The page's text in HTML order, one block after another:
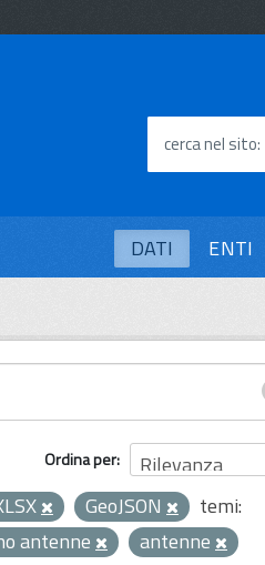
cerca nel sito
DATI ENTI
Ordina per
GeoJSON
temi:
antenne antenne